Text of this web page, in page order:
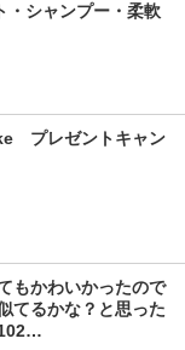
・シャンプー・柔軟
　プレゼントキャン
もかわいかったので
てるかな？と思った